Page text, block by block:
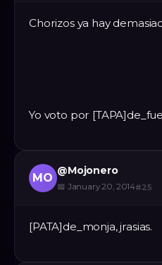
Chorizos ya hay
Yo voto por
MO
@Mojonero
📅 January 20, 2014#25
[PATA]de_monja, jrasias.